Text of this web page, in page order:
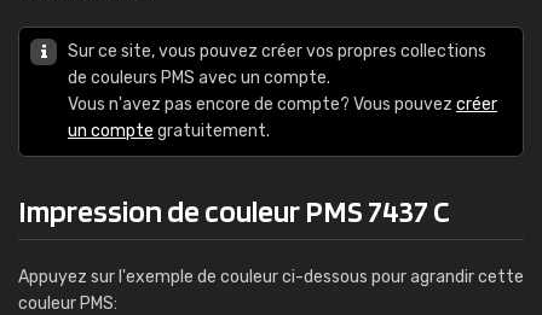
Sur ce site, vous pouvez créer vos propres collections
de couleurs PMS avec un compte.
Vous n'avez pas encore de compte? Vous pouvez créer
un compte gratuitement.
Impression de couleur PMS 7437 C
Appuyez sur l'exemple de couleur ci-dessous pour agrandir cette
couleur PMS: